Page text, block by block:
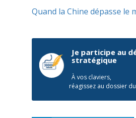
Quand la Chine dépasse le
Je participe au
stratégique
À vos claviers,
réagissez au dossier